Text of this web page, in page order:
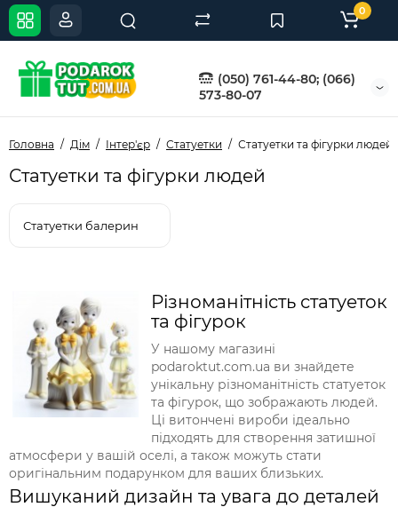
(050) 761-44-80; (066)
573-80-07
0
Головна Дім Інтер'єр Статуетки Статуетки та фігурки людей
Статуетки та фігурки людей
Статуетки балерин
Різноманітність статуеток
та фігурок
У нашому магазині
podaroktut.com.ua ви знайдете
унікальну різноманітність статуеток
та фігурок, що зображають людей.
Ці витончені вироби ідеально
підходять для створення затишної
атмосфери у вашій оселі, а також можуть стати
оригінальним подарунком для ваших близьких.
Вишуканий дизайн та увага до деталей